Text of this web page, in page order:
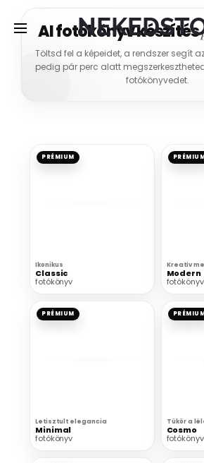
AI fotókönyv készítés
Töltsd fel a képeidet, a rendszer segít
pedig pár perc alatt
fotókönyvedet.
PRÉMIUM
Ikonikus
Classic
fotókönyv
Kreatív
Modern
fotókönyv
PRÉMIUM
Letisztult elegancia
Minimal
fotókönyv
Tükör a
Cosmo
fotókönyv